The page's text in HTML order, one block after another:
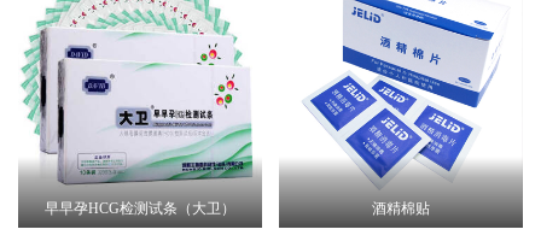
早早孕HCG检测试条（大卫） 酒精棉贴